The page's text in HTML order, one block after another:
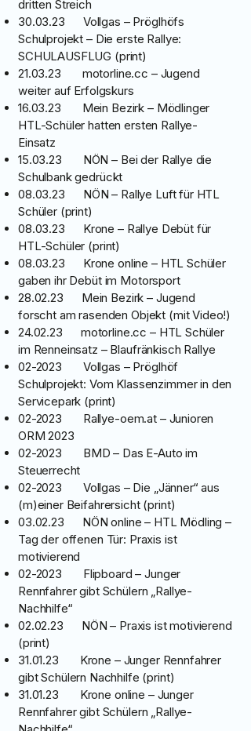
dritten Streich
30.03.23 Vollgas – Pröglhöfs
Schulprojekt – Die erste Rallye:
SCHULAUSFLUG (print)
21.03.23 motorline.cc – Jugend
weiter auf Erfolgskurs
16.03.23 Mein Bezirk – Mödlinger
HTL-Schüler hatten ersten Rallye-
Einsatz
15.03.23 NÖN – Bei der Rallye die
Schulbank gedrückt
08.03.23 NÖN – Rallye Luft für HTL
Schüler (print)
08.03.23 Krone – Rallye Debüt für
HTL-Schüler (print)
08.03.23 Krone online – HTL Schüler
gaben ihr Debüt im Motorsport
28.02.23 Mein Bezirk – Jugend
forscht am rasenden Objekt (mit Video!)
24.02.23 motorline.cc – HTL Schüler
im Renneinsatz – Blaufränkisch Rallye
02-2023 Vollgas – Pröglhöf
Schulprojekt: Vom Klassenzimmer in den
Servicepark (print)
02-2023 Rallye-oem.at – Junioren
ORM 2023
02-2023 BMD – Das E-Auto im
Steuerrecht
02-2023 Vollgas – Die „Jänner“ aus
(m)einer Beifahrersicht (print)
03.02.23 NÖN online – HTL Mödling –
Tag der offenen Tür: Praxis ist
motivierend
02-2023 Flipboard – Junger
Rennfahrer gibt Schülern „Rallye-
Nachhilfe“
02.02.23 NÖN – Praxis ist motivierend
(print)
31.01.23 Krone – Junger Rennfahrer
gibt Schülern Nachhilfe (print)
31.01.23 Krone online – Junger
Rennfahrer gibt Schülern „Rallye-